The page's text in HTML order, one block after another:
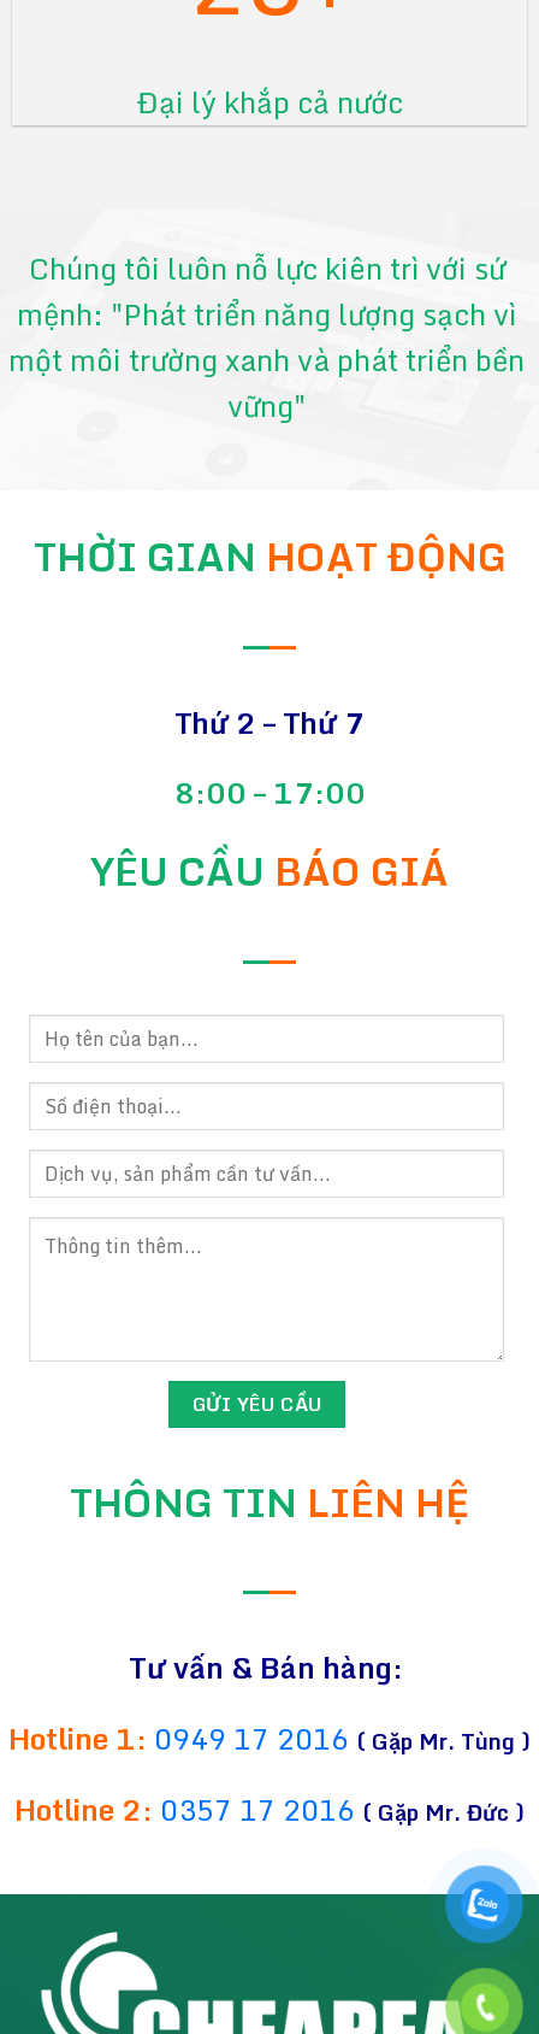
Đại lý khắp cả nước
Chúng tôi luôn nỗ lực kiên trì với sứ
mệnh: "Phát triển năng lượng sạch vì
một môi trường xanh và phát triển bền
vững"
THỜI GIAN HOẠT ĐỘNG
——
Thứ 2 – Thứ 7
8:00 – 17:00
YÊU CẦU BÁO GIÁ
——
THÔNG TIN LIÊN HỆ
——
Tư vấn & Bán hàng:
Hotline 1: 0949 17 2016 ( Gặp Mr. Tùng )
Hotline 2: 0357 17 2016 ( Gặp Mr. Đức )